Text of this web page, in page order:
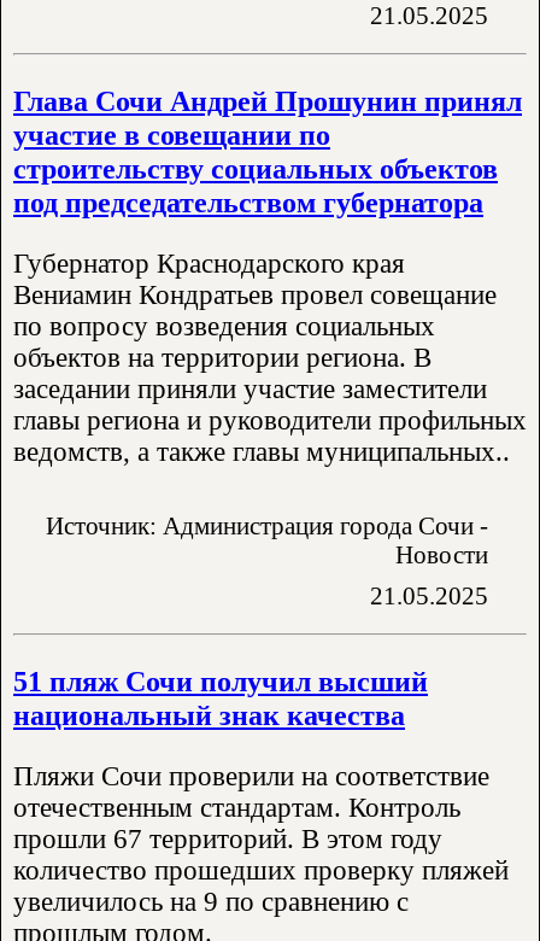
21.05.2025
Глава Сочи Андрей Прошунин принял
участие в совещании по
строительству социальных объектов
под председательством губернатора
Губернатор Краснодарского края
Вениамин Кондратьев провел совещание
по вопросу возведения социальных
объектов на территории региона. В
заседании приняли участие заместители
главы региона и руководители профильных
ведомств, а также главы муниципальных..
Источник: Администрация города Сочи -
Новости
21.05.2025
51 пляж Сочи получил высший
национальный знак качества
Пляжи Сочи проверили на соответствие
отечественным стандартам. Контроль
прошли 67 территорий. В этом году
количество прошедших проверку пляжей
увеличилось на 9 по сравнению с
прошлым годом.